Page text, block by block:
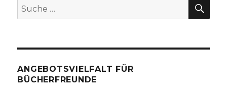
Suche
nach:
ANGEBOTSVIELFALT FÜR
BÜCHERFREUNDE